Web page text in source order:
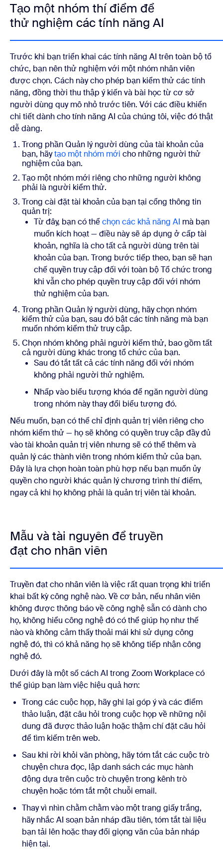
Tạo một nhóm thí điểm để
thử nghiệm các tính năng AI
Trước khi bạn triển khai các tính năng AI trên toàn bộ tổ
chức, bạn nên thử nghiệm với một nhóm nhân viên
được chọn. Cách này cho phép bạn kiểm thử các tính
năng, đồng thời thu thập ý kiến và bài học từ cơ sở
người dùng quy mô nhỏ trước tiên. Với các điều khiển
chi tiết dành cho tính năng AI của chúng tôi, việc đó thật
dễ dàng.
Trong phần Quản lý người dùng của tài khoản của
bạn, hãytạo một nhóm mới cho những người thử
nghiệm của bạn.
Tạo một nhóm mới riêng cho những người không
phải là người kiểm thử.
Trong cài đặt tài khoản của bạn tại cổng thông tin
quản trị:
Từ đây, bạn có thểchọn các khả năng AI mà bạn
muốn kích hoạt — điều này sẽ áp dụng ở cấp tài
khoản, nghĩa là cho tất cả người dùng trên tài
khoản của bạn. Trong bước tiếp theo, bạn sẽ hạn
chế quyền truy cập đối với toàn bộ Tổ chức trong
khi vẫn cho phép quyền truy cập đối với nhóm
thử nghiệm của bạn.
Trong phần Quản lý người dùng, hãy chọn nhóm
kiểm thử của bạn, sau đó bật các tính năng mà bạn
muốn nhóm kiểm thử truy cập.
Chọn nhóm không phải người kiểm thử, bao gồm tất
cả người dùng khác trong tổ chức của bạn.
Sau đó tắt tất cả các tính năng đối với nhóm
không phải người thử nghiệm.
Nhấp vào biểu tượng khóa để ngăn người dùng
trong nhóm này thay đổi biểu tượng đó.
Nếu muốn, bạn có thể chỉ định quản trị viên riêng cho
nhóm kiểm thử — họ sẽ không có quyền truy cập đầy đủ
vào tài khoản quản trị viên nhưng sẽ có thể thêm và
quản lý các thành viên trong nhóm kiểm thử của bạn.
Đây là lựa chọn hoàn toàn phù hợp nếu bạn muốn ủy
quyền cho người khác quản lý chương trình thí điểm,
ngay cả khi họ không phải là quản trị viên tài khoản.
Mẫu và tài nguyên để truyền
đạt cho nhân viên
Truyền đạt cho nhân viên là việc rất quan trọng khi triển
khai bất kỳ công nghệ nào. Về cơ bản, nếu nhân viên
không được thông báo về công nghệ sẵn có dành cho
họ, không hiểu công nghệ đó có thể giúp họ như thế
nào và không cảm thấy thoải mái khi sử dụng công
nghệ đó, thì có khả năng họ sẽ không tiếp nhận công
nghệ đó.
Dưới đây là một số cách AI trong Zoom Workplace có
thể giúp bạn làm việc hiệu quả hơn:
Trong các cuộc họp, hãy ghi lại góp ý và các điểm
thảo luận, đặt câu hỏi trong cuộc họp về những nội
dung đã được thảo luận hoặc thậm chí đặt câu hỏi
để tìm kiếm trên web.
Sau khi rời khỏi văn phòng, hãy tóm tắt các cuộc trò
chuyện chưa đọc, lập danh sách các mục hành
động dựa trên cuộc trò chuyện trong kênh trò
chuyện hoặc tóm tắt một chuỗi email.
Thay vì nhìn chằm chằm vào một trang giấy trắng,
hãy nhắc AI soạn bản nháp đầu tiên, tóm tắt tài liệu
bạn tải lên hoặc thay đổi giọng văn của bản nháp
hiện tại.